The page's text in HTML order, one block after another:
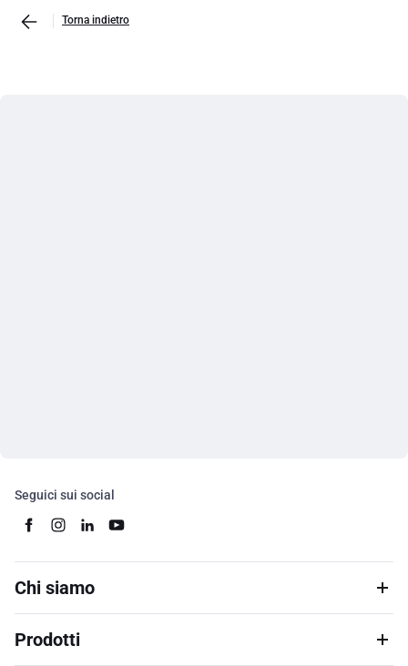
Torna indietro
Seguici sui social
Chi siamo
Prodotti